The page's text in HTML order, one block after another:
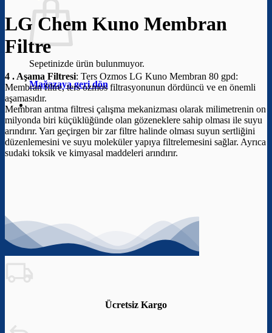
Sepetinizde ürün bulunmuyor.
Mağazaya geri dön
LG Chem Kuno Membran
Filtre
4 . Aşama Filtresi: Ters Ozmos LG Kuno Membran 80 gpd:
Membran filtre, ters ozmos filtrasyonunun dördüncü ve en önemli
aşamasıdır.
Membran arıtma filtresi çalışma mekanizması olarak milimetrenin on
milyonda biri küçüklüğünde olan gözeneklere sahip olması ile suyu
arındırır. Yarı geçirgen bir zar filtre halinde olması suyun sertliğini
düzenlemesini ve suyu moleküler yapıya filtrelemesini sağlar. Ayrıca
sudaki toksik ve kimyasal maddeleri arındırır.
Ücretsiz Kargo